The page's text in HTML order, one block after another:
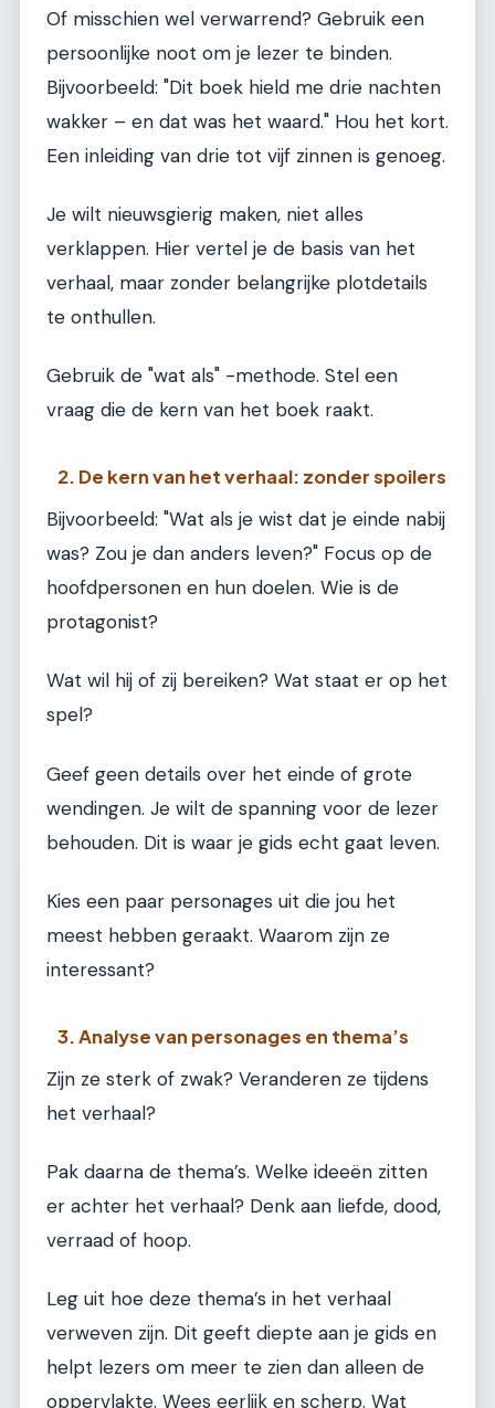
Of misschien wel verwarrend? Gebruik een
persoonlijke noot om je lezer te binden.
Bijvoorbeeld: "Dit boek hield me drie nachten
wakker – en dat was het waard." Hou het kort.
Een inleiding van drie tot vijf zinnen is genoeg.
Je wilt nieuwsgierig maken, niet alles
verklappen. Hier vertel je de basis van het
verhaal, maar zonder belangrijke plotdetails
te onthullen.
Gebruik de "wat als" -methode. Stel een
vraag die de kern van het boek raakt.
2. De kern van het verhaal: zonder spoilers
Bijvoorbeeld: "Wat als je wist dat je einde nabij
was? Zou je dan anders leven?" Focus op de
hoofdpersonen en hun doelen. Wie is de
protagonist?
Wat wil hij of zij bereiken? Wat staat er op het
spel?
Geef geen details over het einde of grote
wendingen. Je wilt de spanning voor de lezer
behouden. Dit is waar je gids echt gaat leven.
Kies een paar personages uit die jou het
meest hebben geraakt. Waarom zijn ze
interessant?
3. Analyse van personages en thema’s
Zijn ze sterk of zwak? Veranderen ze tijdens
het verhaal?
Pak daarna de thema’s. Welke ideeën zitten
er achter het verhaal? Denk aan liefde, dood,
verraad of hoop.
Leg uit hoe deze thema’s in het verhaal
verweven zijn. Dit geeft diepte aan je gids en
helpt lezers om meer te zien dan alleen de
oppervlakte. Wees eerlijk en scherp. Wat